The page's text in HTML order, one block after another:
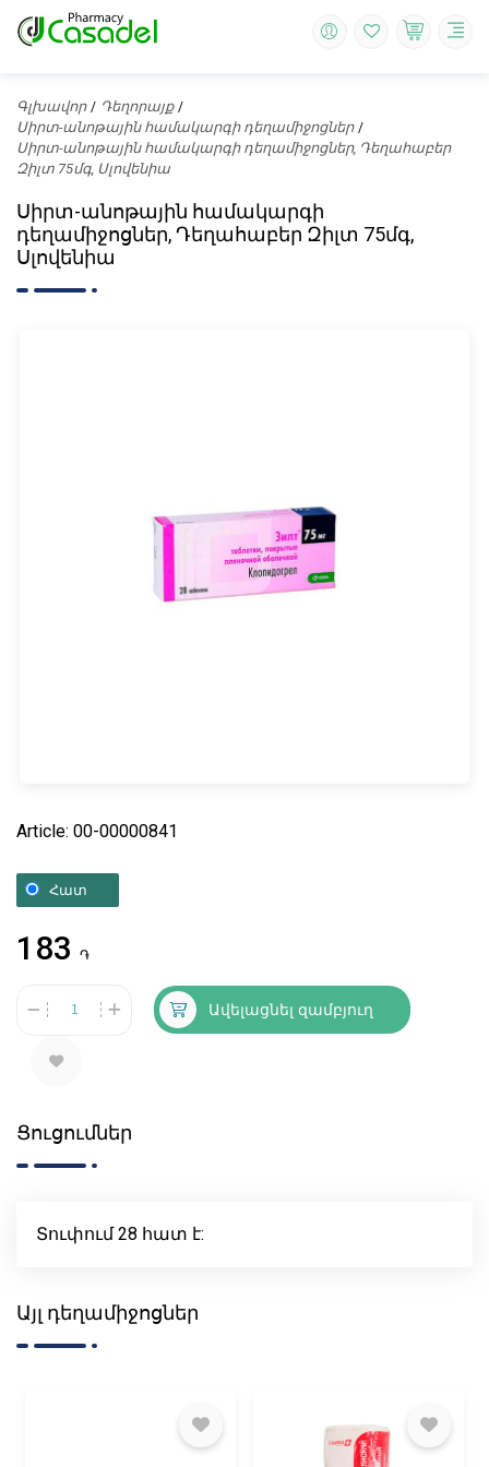
Գլխավոր
Դեղորայք
Սիրտ-անոթային համակարգի դեղամիջոցներ
Սիրտ-անոթային համակարգի դեղամիջոցներ, Դեղահաբեր
Զիլտ 75մգ, Սլովենիա
Սիրտ-անոթային համակարգի
դեղամիջոցներ, Դեղահաբեր Զիլտ 75մգ,
Սլովենիա
Article: 00-00000841
Հատ
183 ֏
Ավելացնել զամբյուղ
Ցուցումներ
Տուփում 28 հատ է:
Այլ դեղամիջոցներ